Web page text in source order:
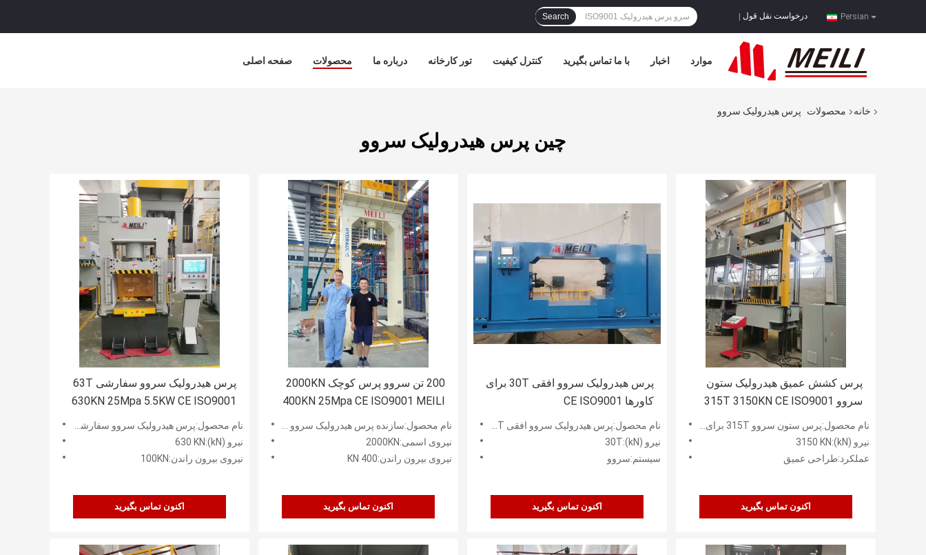
Persian درخواست نقل قول Search
صفحه اصلی محصولات درباره ما تور کارخانه کنترل کیفیت با ما تماس بگیرید اخبار موارد
خانه محصولات پرس هیدرولیک سروو
چین پرس هیدرولیک سروو
پرس هیدرولیک سروو سفارشی 63T
630KN 25Mpa 5.5KW CE ISO9001
نام محصول:پرس هیدرولیک سروو سفارشی 63T
نیرو (kN):630 KN
نیروی بیرون راندن:100KN
اکنون تماس بگیرید
200 تن سروو پرس کوچک 2000KN
400KN 25Mpa CE ISO9001 MEILI
نام محصول:سازنده پرس هیدرولیک سروو سفارشی 200T
نیروی اسمی:2000KN
نیروی بیرون راندن:400 KN
اکنون تماس بگیرید
پرس هیدرولیک سروو افقی 30T برای
کاورها CE ISO9001
نام محصول:پرس هیدرولیک سروو افقی 30T برای روکش ها
نیرو (kN):30T
سیستم:سروو
اکنون تماس بگیرید
پرس کشش عمیق هیدرولیک ستون
سروو 315T 3150KN CE ISO9001
نام محصول:پرس ستون سروو 315T برای طراحی عمیق
نیرو (kN):3150 KN
عملکرد:طراحی عمیق
اکنون تماس بگیرید